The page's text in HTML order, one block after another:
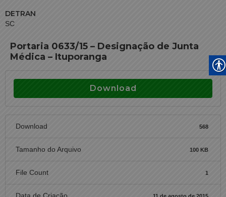
DETRAN
SC
Portaria 0633/15 – Designação de Junta
Médica – Ituporanga
Download
Download 568
Tamanho do Arquivo 100 KB
File Count 1
11 de agosto de 2015